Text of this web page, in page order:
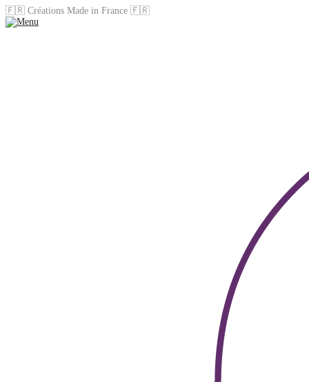
🇫🇷 Créations Made in France 🇫🇷